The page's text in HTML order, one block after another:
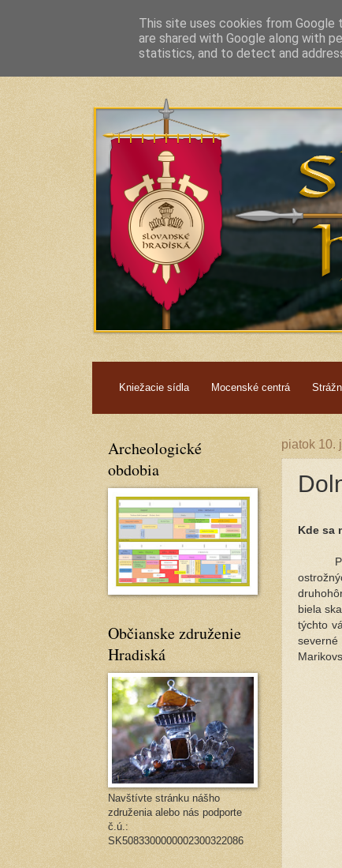
Slavic Hillforts and Fortified Settlements in
Kniežacie sídla
Mocenské centrá
piatok 10.
Kde sa
biela
týchto
Archeologické
obdobia
Občianske združenie
Hradiská
Navštívte stránku nášho
združenia alebo nás podporte
č.ú.:
SK5083300000002300322086
This site uses cookies from Google
are shared with Google along with
statistics, and to detect and